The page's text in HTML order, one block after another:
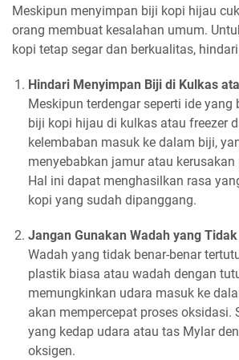
Meskipun menyimpan biji kopi hijau
orang membuat kesalahan umum.
kopi tetap segar dan berkualitas,
Hindari Menyimpan Biji di Kulkas
Meskipun terdengar seperti ide yang
biji kopi hijau di kulkas atau freezer
kelembaban masuk ke dalam biji,
menyebabkan jamur atau
Hal ini dapat menghasilkan rasa
kopi yang sudah dipanggang.
Jangan Gunakan Wadah yang
Wadah yang tidak benar-benar
plastik biasa atau wadah dengan
memungkinkan udara masuk ke
akan mempercepat proses oksidasi.
yang kedap udara atau tas Mylar
oksigen.